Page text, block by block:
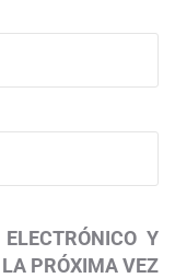
Y
PRÓXIMA VEZ